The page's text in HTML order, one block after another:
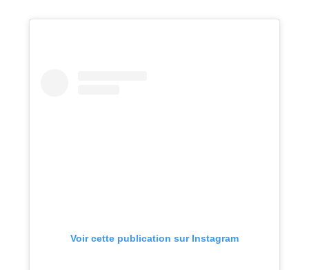
Voir cette publication sur Instagram